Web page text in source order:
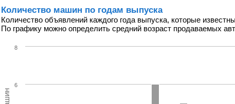
Количество машин по годам выпуска
Количество объявлений каждого года выпуска, которые
По графику можно определить средний возраст продаваемых
6
8